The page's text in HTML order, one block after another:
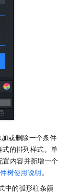
或删除一个条件
的排列样式。单
置内容并新增一个
树使用说明。
中的弧形柱条颜